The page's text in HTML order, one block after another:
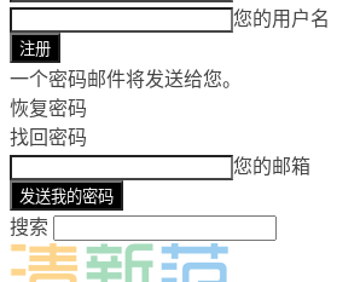
您的用户名
一个密码邮件将发送给您。
恢复密码
找回密码
您的邮箱
搜索